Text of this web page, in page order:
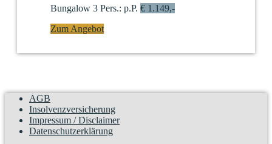
Bungalow 3 Pers.: p.P. € 1.149,-
Zum Angebot
AGB
Insolvenzversicherung
Impressum / Disclaimer
Datenschutzerklärung